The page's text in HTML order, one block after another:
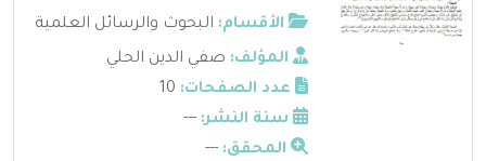
الأقسام: البحوث والرسائل العلمية
المؤلف: صفي الدين الحلي
عدد الصفحات:
سنة النشر: ---
المحقق: ---